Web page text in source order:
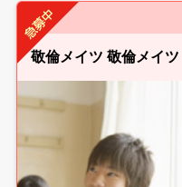
敬倫メイツ 敬倫メイツ